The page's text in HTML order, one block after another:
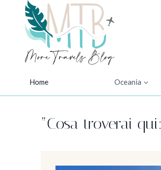
contenuto
Home Oceania
“Cosa troverai